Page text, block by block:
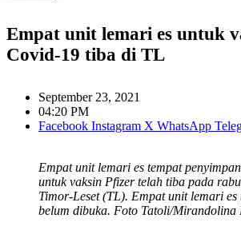
Empat unit lemari es untuk
Covid-19 tiba di TL
September 23, 2021
04:20 PM
Facebook Instagram X WhatsApp
Empat unit lemari es tempat
untuk vaksin Pfizer telah tiba pada
Timor-Leset (TL). Empat unit lemari es
belum dibuka. Foto Tatoli/Mirandolina